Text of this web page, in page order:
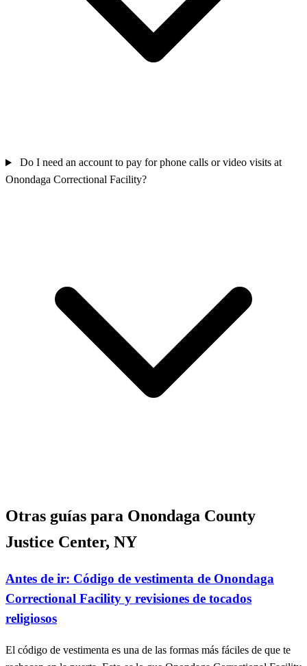
Do I need an account to pay for phone calls or video visits at
Onondaga Correctional Facility?
Otras guías para Onondaga County
Justice Center, NY
Antes de ir: Código de vestimenta de Onondaga
Correctional Facility y revisiones de tocados
religiosos
El código de vestimenta es una de las formas más fáciles de que te